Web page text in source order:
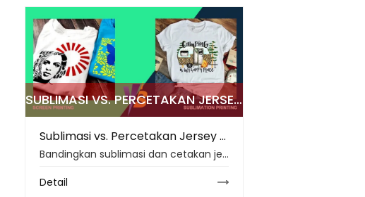
SUBLIMASI VS. PERCETAKAN JERSEY TRADISIONAL: PANDUAN 2026
Sublimasi vs. Percetakan Jersey Tradisional: Panduan 2026
Bandingkan sublimasi dan cetakan jersey tradisional dengan cocok kain, kualitas warna, daya tahan, biaya, limbah, dan kebutuhan produksi pakaian olahraga 2026 saat ini.
Detail